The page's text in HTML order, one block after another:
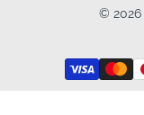
© 2026